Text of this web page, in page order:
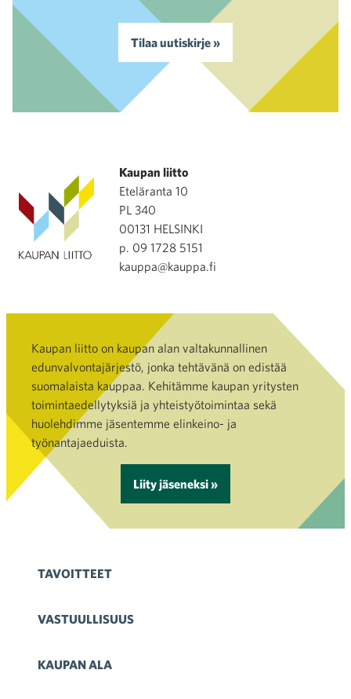
Tilaa uutiskirje »
Kaupan liitto
Eteläranta 10
PL 340
00131 HELSINKI
p. 09 1728 5151
kauppa@kauppa.fi
Kaupan liitto on kaupan alan valtakunnallinen
edunvalvontajärjestö, jonka tehtävänä on edistää
suomalaista kauppaa. Kehitämme kaupan yritysten
toimintaedellytyksiä ja yhteistyötoimintaa sekä
huolehdimme jäsentemme elinkeino- ja
työnantajaeduista.
Liity jäseneksi »
TAVOITTEET
VASTUULLISUUS
KAUPAN ALA